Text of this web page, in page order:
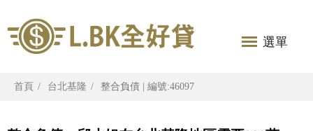
選單
首頁 台北基隆 整合負債 | 編號:46097